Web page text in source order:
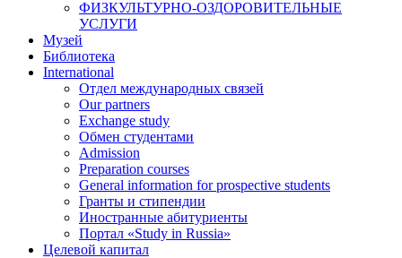
ФИЗКУЛЬТУРНО-ОЗДОРОВИТЕЛЬНЫЕ
УСЛУГИ
Музей
Библиотека
International
Отдел международных связей
Our partners
Exchange study
Обмен студентами
Admission
Preparation courses
General information for prospective students
Гранты и стипендии
Иностранные абитуриенты
Портал «Study in Russia»
Целевой капитал